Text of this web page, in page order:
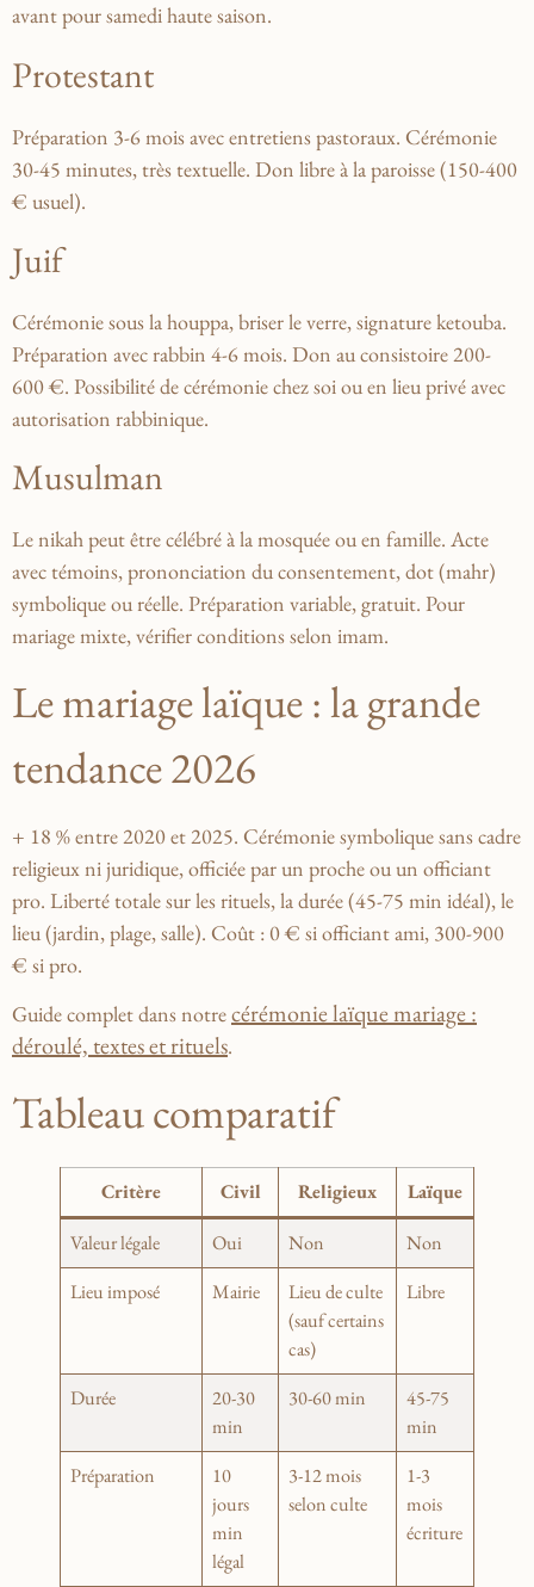
avant pour samedi haute saison.
Protestant
Préparation 3-6 mois avec entretiens pastoraux. Cérémonie
30-45 minutes, très textuelle. Don libre à la paroisse (150-400
€ usuel).
Juif
Cérémonie sous la houppa, briser le verre, signature ketouba.
Préparation avec rabbin 4-6 mois. Don au consistoire 200-
600 €. Possibilité de cérémonie chez soi ou en lieu privé avec
autorisation rabbinique.
Musulman
Le nikah peut être célébré à la mosquée ou en famille. Acte
avec témoins, prononciation du consentement, dot (mahr)
symbolique ou réelle. Préparation variable, gratuit. Pour
mariage mixte, vérifier conditions selon imam.
Le mariage laïque : la grande
tendance 2026
+ 18 % entre 2020 et 2025. Cérémonie symbolique sans cadre
religieux ni juridique, officiée par un proche ou un officiant
pro. Liberté totale sur les rituels, la durée (45-75 min idéal), le
lieu (jardin, plage, salle). Coût : 0 € si officiant ami, 300-900
€ si pro.
Guide complet dans notrecérémonie laïque mariage :
déroulé, textes et rituels.
Tableau comparatif
Critère Civil Religieux Laïque
Valeur légale Oui Non
Non
Lieu imposé
Mairie
Lieu de culte
(sauf certains
cas)
Libre
Durée
20-30
min
30-60 min
45-75
min
Préparation
10
jours
min
légal
3-12 mois
selon culte
1-3
mois
écriture